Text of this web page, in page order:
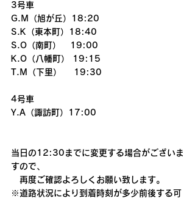
3号車
G.M（旭が丘）18:20
S.K（東本町）18:40
S.O（南町）   19:00
K.O（八幡町） 19:15
T.M（下里）    19:30
4号車
Y.A（諏訪町）17:00
当日の12:30までに変更する場合がございま
すので、
再度ご確認よろしくお願い致します。
※道路状況により到着時刻が多少前後する可